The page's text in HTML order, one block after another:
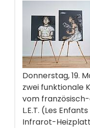
Donnerstag, 19.
zwei funktionale
vom
L.E.T. (Les
Infrarot-